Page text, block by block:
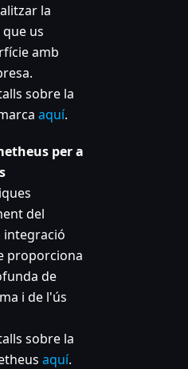
la
us
amb
sobre la
aquí.
per a
del
integració
proporciona
de
i de l'ús
sobre la
aquí.